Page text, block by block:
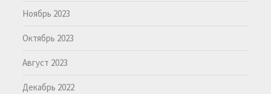
Ноябрь 2023
Октябрь 2023
Август 2023
Декабрь 2022